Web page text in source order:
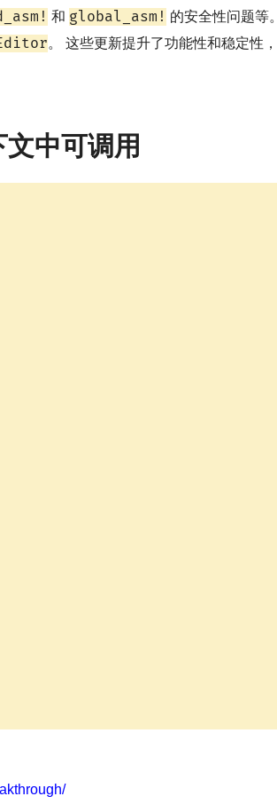
和 global_asm! 的安全性问题等。
。 这些更新提升了功能性和稳定性，
中可调用